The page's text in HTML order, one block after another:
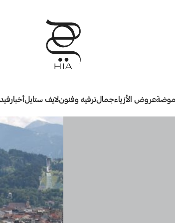
موضةعروض الأزياءجمالترفيه وفنونلايف ستايلأخبار